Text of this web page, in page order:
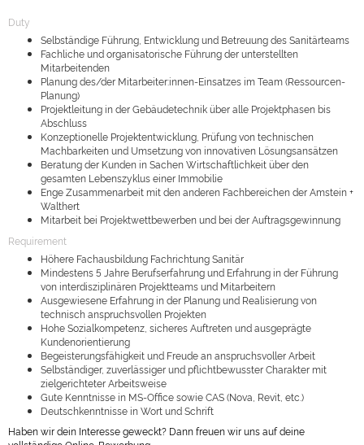
Duty
Selbständige Führung, Entwicklung und Betreuung des Sanitärteams
Fachliche und organisatorische Führung der unterstellten
Mitarbeitenden
Planung des/der Mitarbeiter:innen-Einsatzes im Team (Ressourcen-
Planung)
Projektleitung in der Gebäudetechnik über alle Projektphasen bis
Abschluss
Konzeptionelle Projektentwicklung, Prüfung von technischen
Machbarkeiten und Umsetzung von innovativen Lösungsansätzen
Beratung der Kunden in Sachen Wirtschaftlichkeit über den
gesamten Lebenszyklus einer Immobilie
Enge Zusammenarbeit mit den anderen Fachbereichen der Amstein +
Walthert
Mitarbeit bei Projektwettbewerben und bei der Auftragsgewinnung
Requirement
Höhere Fachausbildung Fachrichtung Sanitär
Mindestens 5 Jahre Berufserfahrung und Erfahrung in der Führung
von interdisziplinären Projektteams und Mitarbeitern
Ausgewiesene Erfahrung in der Planung und Realisierung von
technisch anspruchsvollen Projekten
Hohe Sozialkompetenz, sicheres Auftreten und ausgeprägte
Kundenorientierung
Begeisterungsfähigkeit und Freude an anspruchsvoller Arbeit
Selbständiger, zuverlässiger und pflichtbewusster Charakter mit
zielgerichteter Arbeitsweise
Gute Kenntnisse in MS-Office sowie CAS (Nova, Revit, etc.)
Deutschkenntnisse in Wort und Schrift
Haben wir dein Interesse geweckt? Dann freuen wir uns auf deine